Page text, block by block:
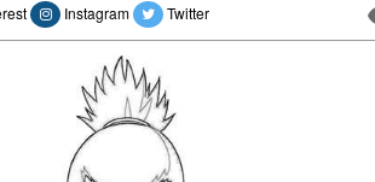
Instagram Twitter